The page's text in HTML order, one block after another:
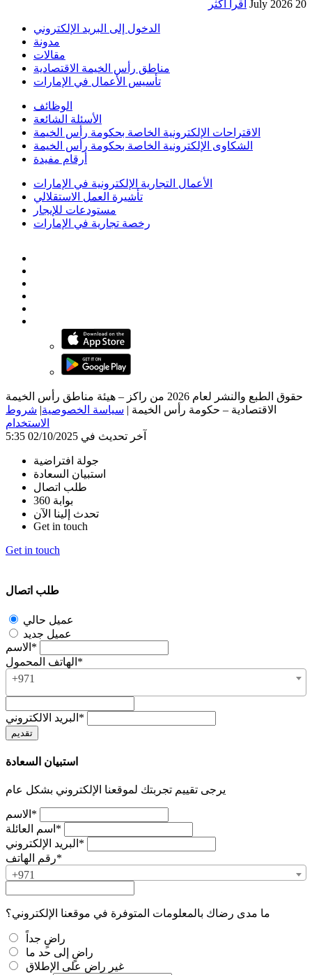
20 July 2026 اقرأ أكثر
الدخول إلى البريد الإلكتروني
مدونة
مقالات
مناطق رأس الخيمة الاقتصادية
تأسيس الأعمال في الإمارات
الوظائف
الأسئلة الشائعة
الاقتراحات الإلكترونية الخاصة بحكومة رأس الخيمة
الشكاوى الإلكترونية الخاصة بحكومة رأس الخيمة
أرقام مفيدة
الأعمال التجارية الإلكترونية في الإمارات
تأشيرة العمل الاستقلالي
مستودعات للإيجار
رخصة تجارية في الإمارات
حقوق الطبع والنشر لعام 2026 من راكز – هيئة مناطق رأس الخيمة
الاقتصادية – حكومة رأس الخيمة | سياسة الخصوصية| شروط
الاستخدام
آخر تحديث في 02/10/2025 5:35
جولة افتراضية
استبيان السعادة
طلب اتصال
بوابة 360
تحدث إلينا الآن
Get in touch
Get in touch
طلب اتصال
عميل حالي
عميل جديد
الاسم*
الهاتف المحمول*
+971
البريد الالكتروني*
استبيان السعادة
يرجى تقييم تجربتك لموقعنا الإلكتروني بشكل عام
الاسم*
اسم العائلة*
البريد الإلكتروني*
رقم الهاتف*
+971
ما مدى رضاك بالمعلومات المتوفرة في موقعنا الإلكتروني؟
راضٍ جداً
راضٍ إلى حد ما
غير راضٍ على الإطلاق